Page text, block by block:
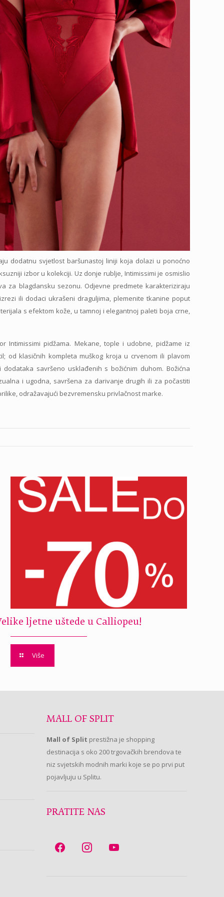
dodatnu svjetlost baršunastoj liniji koja dolazi u ponoćno
izbor u kolekciji. Uz donje rublje, Intimissimi je osmislio
za blagdansku sezonu. Odjevne predmete karakteriziraju
ili dodaci ukrašeni draguljima, plemenite tkanine poput
s efektom kože, u tamnoj i elegantnoj paleti boja crne,
Intimissimi pidžama. Mekane, tople i udobne, pidžame iz
od klasičnih kompleta muškog kroja u crvenom ili plavom
savršeno usklađenih s božićnim duhom. Božićna
i ugodna, savršena za darivanje drugih ili za počastiti
odražavajući bezvremensku privlačnost marke.
ljetne uštede u Calliopeu!
Više
MALL OF SPLIT
Mall of Split prestižna je shopping
destinacija s oko 200 trgovačkih brendova te
niz svjetskih modnih marki koje se po prvi put
pojavljuju u Splitu.
PRATITE NAS